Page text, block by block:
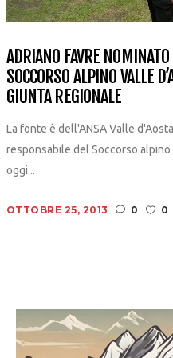
ADRIANO FAVRE
SOCCORSO ALPINO VALLE
GIUNTA REGIONALE
La fonte è dell'ANSA Valle
responsabile del Soccorso
oggi...
OTTOBRE 25, 2013 0 0